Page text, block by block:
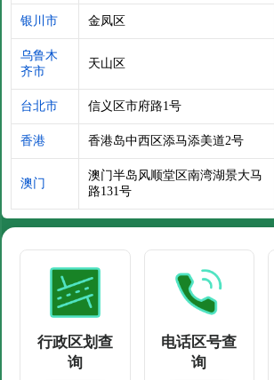
银川市 金凤区
乌鲁木
齐市
天山区
台北市 信义区市府路1号
香港 香港岛中西区添马添美道2号
澳门
澳门半岛风顺堂区南湾湖景大马
路131号
行政区划查
询
电话区号查
询